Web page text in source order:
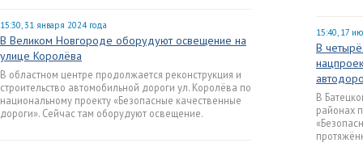
15:30, 31 января 2024 года
В Великом Новгороде оборудуют освещение на
улице Королёва
В областном центре продолжается реконструкция и
строительство автомобильной дороги ул. Королёва по
национальному проекту «Безопасные качественные
дороги». Сейчас там оборудуют освещение.
15:40, 17
В
В
районах